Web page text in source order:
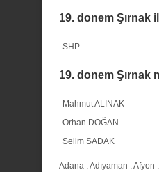
19. donem Şırnak
SHP
19. donem Şırnak
Mahmut ALINAK
Orhan DOĞAN
Selim SADAK
Adana .Adıyaman .Afyon .